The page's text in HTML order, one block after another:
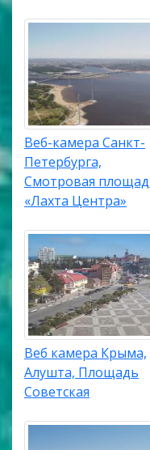
Веб-камера Санкт-
Петербурга,
Смотровая
«Лахта Центра»
Веб камера Крыма,
Алушта, Площадь
Советская